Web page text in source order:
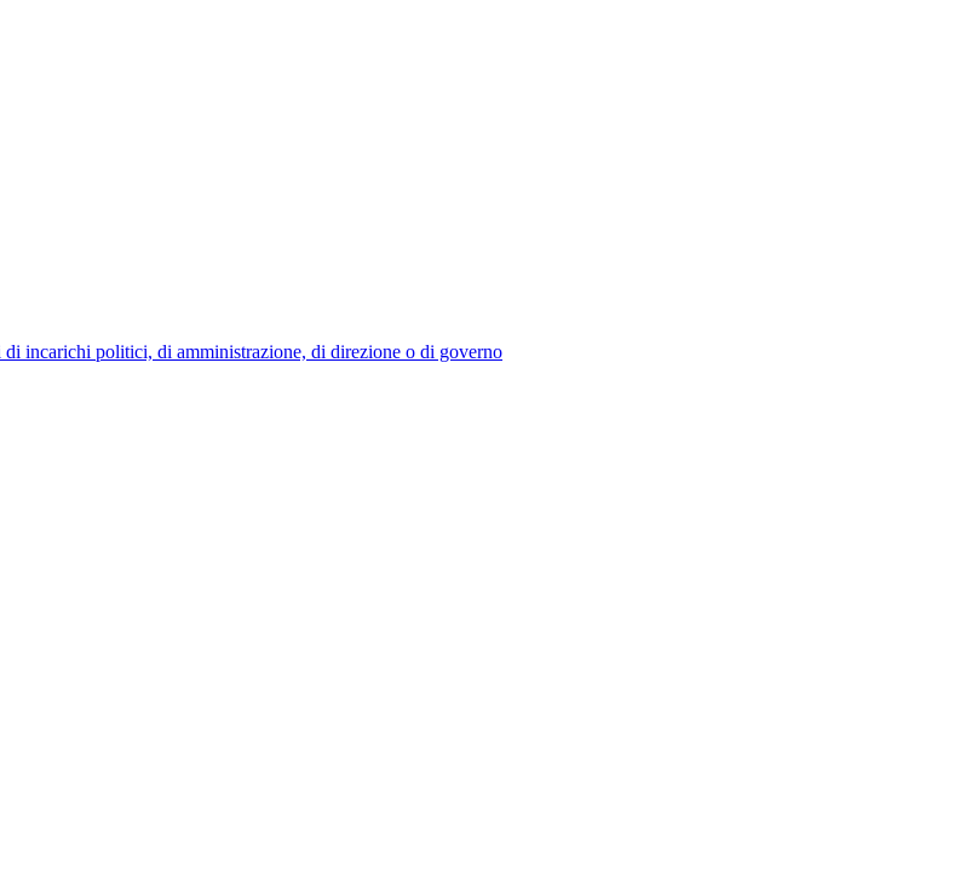
incarichi politici, di amministrazione, di direzione o di governo